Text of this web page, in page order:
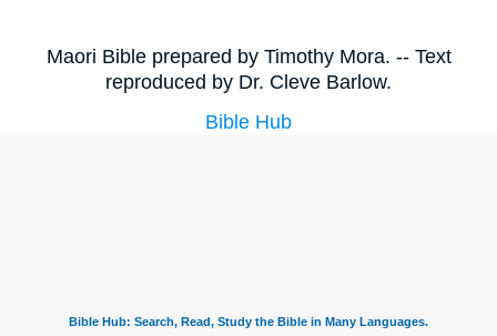
Maori Bible prepared by Timothy Mora. -- Text
reproduced by Dr. Cleve Barlow.
Bible Hub